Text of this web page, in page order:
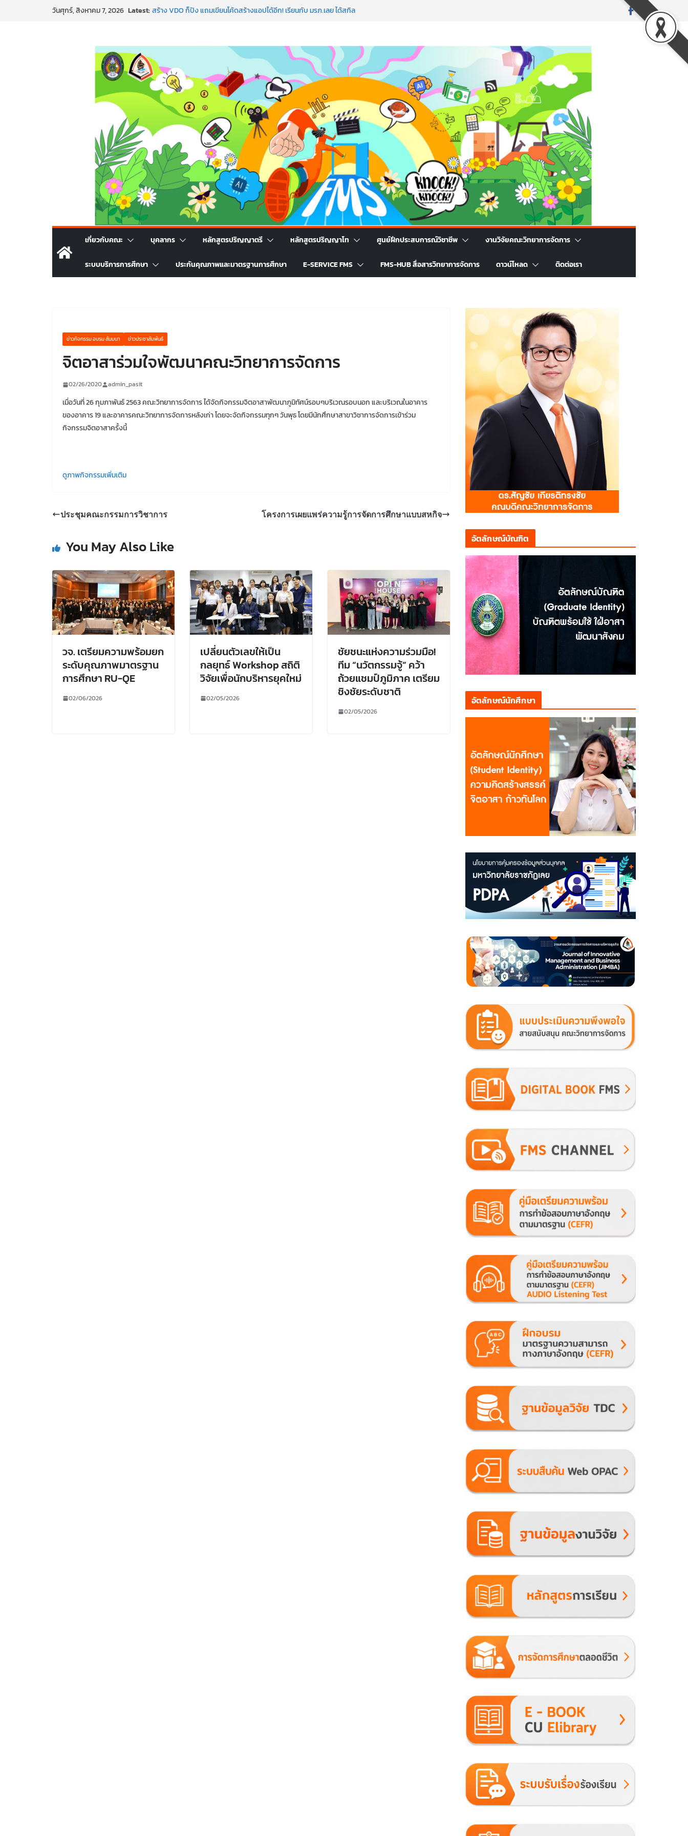
วันศุกร์, สิงหาคม 7, 2026 Latest:สร้าง VDO ก็ปัง แถมเขียนโค้ดสร้างแอปได้อีก! เรียนกับ มรภ.เลย ได้สกิล
พาธุรกิจท้องถิ่นสู่ตลาดโลก ด้วยเทคโนโลยี AI!
SMEs ยุคนี้ ถ้าไม่ใช้ AI ถือว่าพลาดมาก!
เกี่ยวกับคณะ บุคลากร หลักสูตรปริญญาตรี หลักสูตรปริญญาโท ศูนย์ฝึกประสบการณ์วิชาชีพ งานวิจัยคณะวิทยาการจัดการ
ระบบบริการการศึกษา ประกันคุณภาพและมาตรฐานการศึกษา E-SERVICE FMS FMS-HUB สื่อสารวิทยาการจัดการ ดาวน์โหลด ติดต่อเรา
ข่าวกิจกรรม อบรม สัมมนา ข่าวประชาสัมพันธ์
จิตอาสาร่วมใจพัฒนาคณะวิทยาการจัดการ
02/26/2020 admin_pasit
เมื่อวันที่ 26 กุมภาพันธ์ 2563 คณะวิทยาการจัดการ ได้จัดกิจกรรมจิตอาสาพัฒนาภูมิทัศน์รอบๆบริเวณรอบนอก และบริเวณในอาคาร
ของอาคาร 19 และอาคารคณะวิทยาการจัดการหลังเก่า โดยจะจัดกิจกรรมทุกๆ วันพุธ โดยมีนักศึกษาสาขาวิชาการจัดการเข้าร่วม
กิจกรรมจิตอาสาครั้งนี้
ดูภาพกิจกรรมเพิ่มเติม
ประชุมคณะกรรมการวิชาการ โครงการเผยแพร่ความรู้การจัดการศึกษาแบบสหกิจ
You May Also Like
วจ. เตรียมความพร้อมยก
ระดับคุณภาพมาตรฐาน
การศึกษา RU-QE
02/06/2026
เปลี่ยนตัวเลขให้เป็น
กลยุทธ์ Workshop สถิติ
วิจัยเพื่อนักบริหารยุคใหม่
02/05/2026
ชัยชนะแห่งความร่วมมือ!
ทีม “นวัตกรรมจู้” คว้า
ถ้วยแชมป์ภูมิภาค เตรียม
ชิงชัยระดับชาติ
02/05/2026
อัตลักษณ์บัณฑิต
อัตลักษณ์นักศึกษา